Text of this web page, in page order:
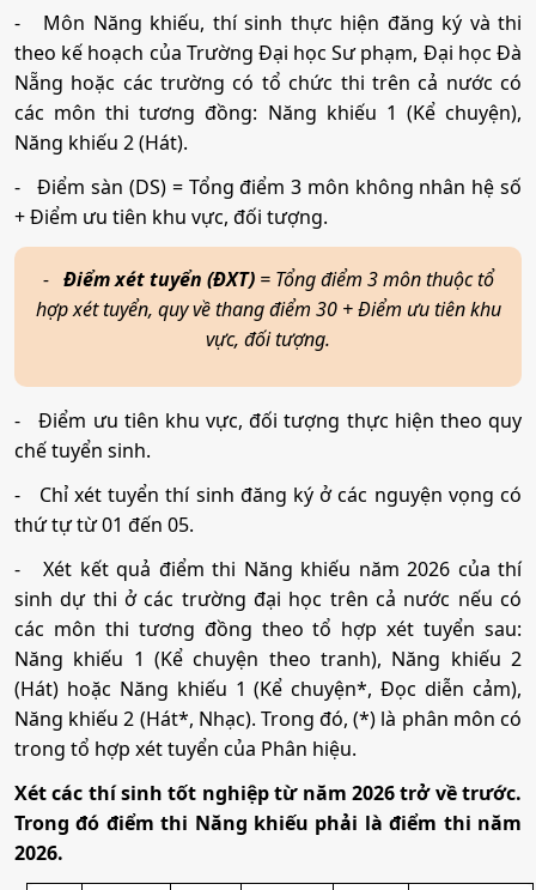
Quản trị dịch vụ du lịch và lữ hành
Mã ngành:7810103
Tổ hợp: X01; C14; X74; C20; C00; D14; C03; C04
- Môn Năng khiếu, thí sinh thực hiện đăng ký và thi
theo kế hoạch của Trường Đại học Sư phạm, Đại học Đà
Nẵng hoặc các trường có tổ chức thi trên cả nước có
các môn thi tương đồng: Năng khiếu 1 (Kể chuyện),
Năng khiếu 2 (Hát).
-Điểm sàn (DS) = Tổng điểm 3 môn không nhân hệ số
+ Điểm ưu tiên khu vực, đối tượng.
- Điểm xét tuyển (ĐXT)= Tổng điểm 3 môn thuộc tổ
hợp xét tuyển, quy về thang điểm 30 + Điểm ưu tiên khu
vực, đối tượng.
-Điểm ưu tiên khu vực, đối tượng thực hiện theo quy
chế tuyển sinh.
- Chỉ xét tuyển thí sinh đăng ký ở các nguyện vọng có
thứ tự từ 01 đến 05.
-Xét kết quả điểm thi Năng khiếu năm 2026 của thí
sinh dự thi ở các trường đại học trên cả nước nếu có
các môn thi tương đồng theo tổ hợp xét tuyển sau:
Năng khiếu 1 (Kể chuyện theo tranh), Năng khiếu 2
(Hát) hoặc Năng khiếu 1 (Kể chuyện*, Đọc diễn cảm),
Năng khiếu 2 (Hát*, Nhạc). Trong đó, (*) là phân môn có
trong tổ hợp xét tuyển của Phân hiệu.
Xét các thí sinh tốt nghiệp từ năm 2026 trở về trước.
Trong đó điểm thi Năng khiếu phải là điểm thi năm
2026.